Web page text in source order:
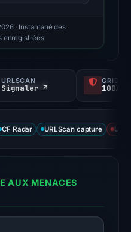
· Instantané des
enregistrées
URLSCAN
Signaler ↗ 100/
CF Radar URLScan capture
AUX MENACES